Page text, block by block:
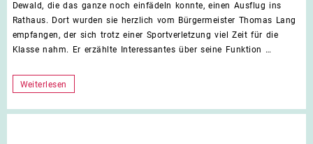
Dewald, die das ganze noch einfädeln konnte, einen Ausflug ins
Rathaus. Dort wurden sie herzlich vom Bürgermeister Thomas Lang
empfangen, der sich trotz einer Sportverletzung viel Zeit für die
Klasse nahm. Er erzählte Interessantes über seine Funktion …
Besuch
Weiterlesen